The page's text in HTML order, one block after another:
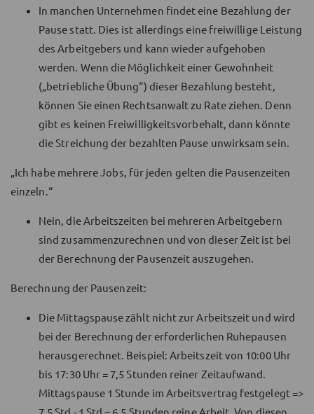
In manchen Unternehmen findet eine Bezahlung der
Pause statt. Dies ist allerdings eine freiwillige Leistung
des Arbeitgebers und kann wieder aufgehoben
werden. Wenn die Möglichkeit einer Gewohnheit
(„betriebliche Übung“) dieser Bezahlung besteht,
können Sie einen Rechtsanwalt zu Rate ziehen. Denn
gibt es keinen Freiwilligkeitsvorbehalt, dann könnte
die Streichung der bezahlten Pause unwirksam sein.
„Ich habe mehrere Jobs, für jeden gelten die Pausenzeiten
einzeln.“
Nein, die Arbeitszeiten bei mehreren Arbeitgebern
sind zusammenzurechnen und von dieser Zeit ist bei
der Berechnung der Pausenzeit auszugehen.
Berechnung der Pausenzeit:
Die Mittagspause zählt nicht zur Arbeitszeit und wird
bei der Berechnung der erforderlichen Ruhepausen
herausgerechnet. Beispiel: Arbeitszeit von 10:00 Uhr
bis 17:30 Uhr = 7,5 Stunden reiner Zeitaufwand.
Mittagspause 1 Stunde im Arbeitsvertrag festgelegt =>
7,5 Std - 1 Std = 6,5 Stunden reine Arbeit. Von diesen